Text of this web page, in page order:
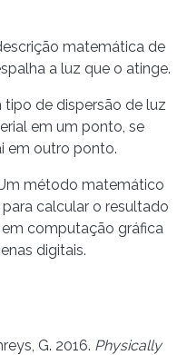
matemática de
a luz que o atinge.
tipo de dispersão de luz
em um ponto, se
em outro ponto.
método matemático
calcular o resultado
computação gráfica
digitais.
G. 2016. Physically